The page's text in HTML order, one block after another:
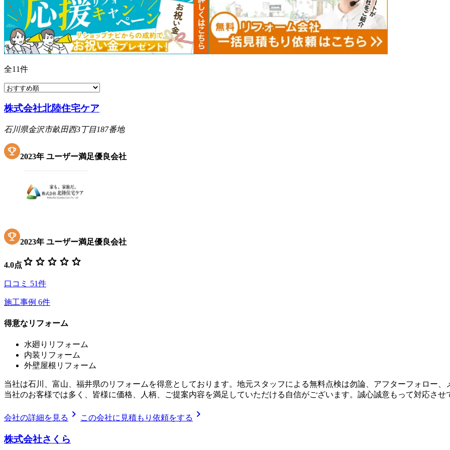
全11件
株式会社北陸住宅ケア
石川県金沢市畝田西3丁目187番地
2023年 ユーザー満足優良会社
2023年 ユーザー満足優良会社
4.0点 star star star star star
口コミ 51件
施工事例 6件
得意なリフォーム
水廻りリフォーム
内装リフォーム
外壁屋根リフォーム
当社は石川、富山、福井県のリフォームを得意としております。地元スタッフによる無料点検は勿論、アフターフォロー
当社のお客様では多く、皆様に価格、人柄、ご提案内容を満足していただける自信がございます。誠心誠意もって対応さ
会社の詳細を見る chevron_right この会社に見積もり依頼をする chevron_right
株式会社さくら